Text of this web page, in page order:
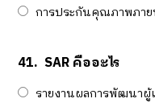
การประกันคุณภาพภา
41. SAR คืออะไร
รายงานผลการพัฒนาผู้